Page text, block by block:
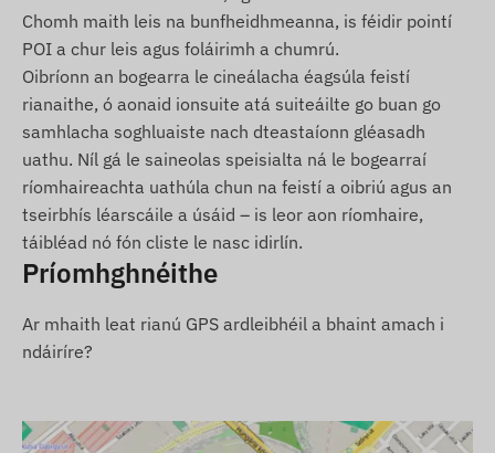
athsholáthair) atá curtha ann, agus is féidir leat an
suíomh reatha a rianú trí fheidhmchlár fón póca nó
ríomhaire ó áit ar bith ar domhan.
Réigiún Oibriúcháin
4G: An Domhan
Roghanna ceannaigh
bogearraí), cuirfear ar fáil é leis na socruithe
monarchan. Ní mór duitse aire a thabhairt don
bliantúil).
Chomh maith leis na bunfheidhmeanna, is féidir pointí
POI a chur leis agus foláirimh a chumrú.
Oibríonn an bogearra le cineálacha éagsúla feistí
rianaithe, ó aonaid ionsuite atá suiteáilte go buan go
samhlacha soghluaiste nach dteastaíonn gléasadh
uathu. Níl gá le saineolas speisialta ná le bogearraí
ríomhaireachta uathúla chun na feistí a oibriú agus an
tseirbhís léarscáile a úsáid – is leor aon ríomhaire,
táibléad nó fón cliste le nasc idirlín.
Príomhghnéithe
Ar mhaith leat rianú GPS ardleibhéil a bhaint amach i
ndáiríre?